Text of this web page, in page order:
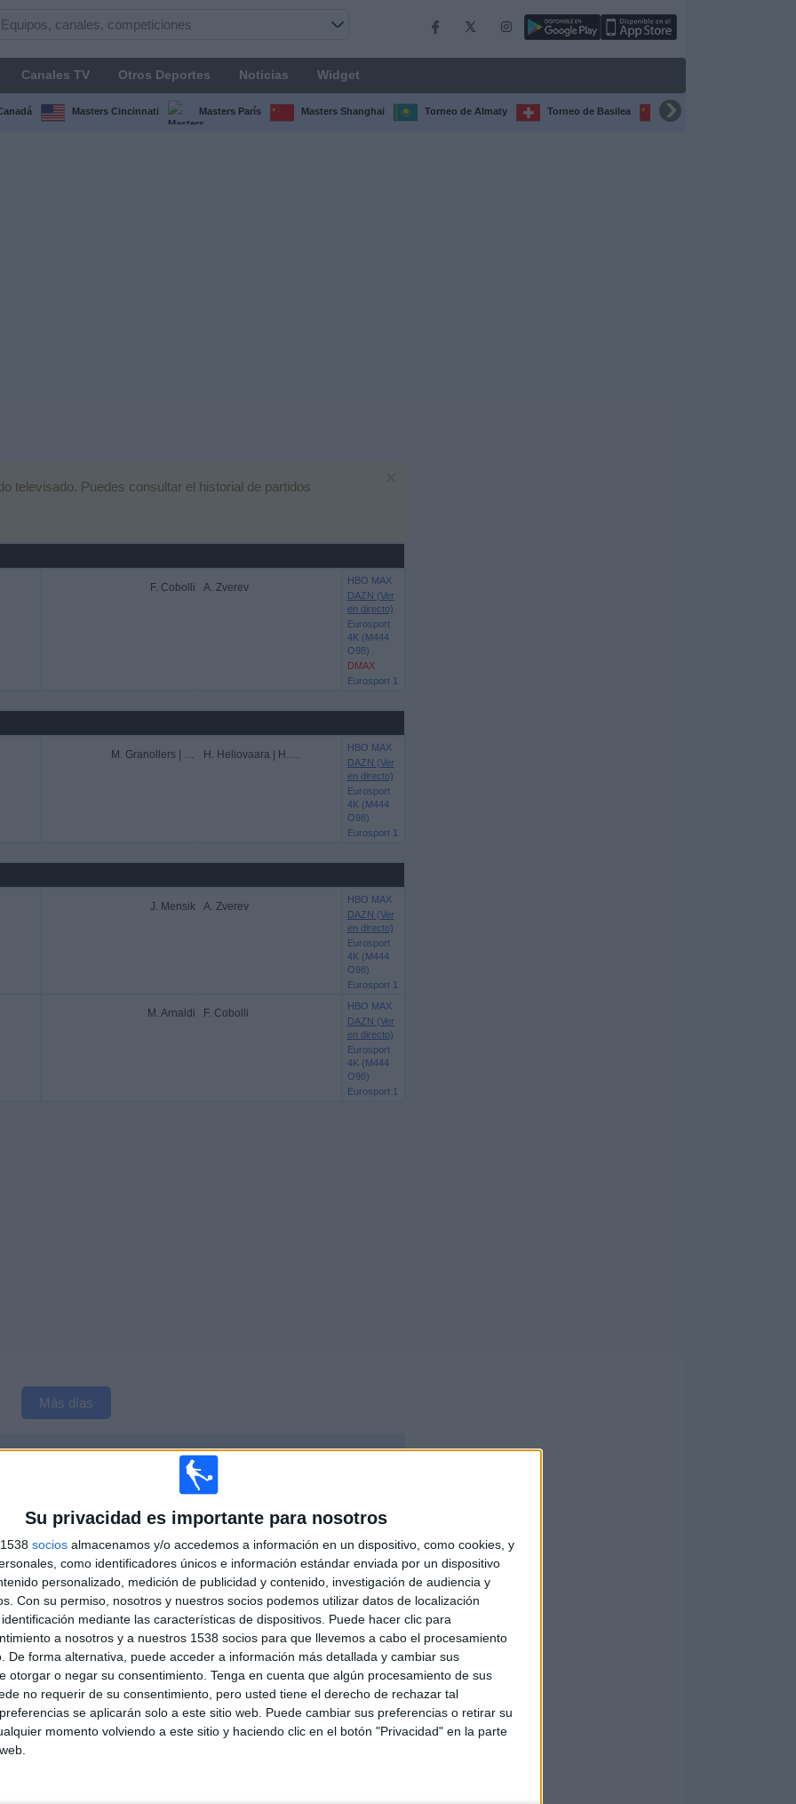
Su privacidad es importante para nosotros
socios almacenamos y/o accedemos a información en un dispositivo, como cookies, y
como identificadores únicos e información estándar enviada por un dispositivo
personalizado, medición de publicidad y contenido, investigación de audiencia y
Con su permiso, nosotros y nuestros socios podemos utilizar datos de localización
mediante las características de dispositivos. Puede hacer clic para
a nosotros y a nuestros 1538 socios para que llevemos a cabo el procesamiento
De forma alternativa, puede acceder a información más detallada y cambiar sus
otorgar o negar su consentimiento. Tenga en cuenta que algún procesamiento de sus
no requerir de su consentimiento, pero usted tiene el derecho de rechazar tal
se aplicarán solo a este sitio web. Puede cambiar sus preferencias o retirar su
momento volviendo a este sitio y haciendo clic en el botón "Privacidad" en la parte
Canales TV Otros Deportes Noticias Widget
Masters Cincinnati Masters París Masters Shanghai Torneo de Almaty Torneo de Basilea Torneo de Chengdú
televisado. Puedes consultar el historial de partidos
F. Cobolli A. Zverev
HBO MAX
DAZN (Ver
en directo)
Eurosport
4K (M444
O98)
DMAX
Eurosport 1
M. Granollers | H. Zeballos H. Heliovaara | H. Patten
HBO MAX
DAZN (Ver
en directo)
Eurosport
4K (M444
O98)
Eurosport 1
J. Mensik A. Zverev
HBO MAX
DAZN (Ver
en directo)
Eurosport
4K (M444
O98)
Eurosport 1
M. Arnaldi F. Cobolli
HBO MAX
DAZN (Ver
en directo)
Eurosport
4K (M444
O98)
Eurosport 1
Más días
TELEVISIÓN EN ESPAÑA
los datos estadísticos de cuándo y dónde se televisan los partidos de
2013, podemos dar los siguientes datos:
PARTIDO MÁS REPETIDO
N. Djokovic - R. Nadal
4
DAZN,
ÚLTIMO PARTIDO DE PAGO
M. Granollers | H. Zeballos - H. Heliovaara | H. Patten
06/06/2026 Roland Garros por Eurosport 1, HBO MAX, DAZN,